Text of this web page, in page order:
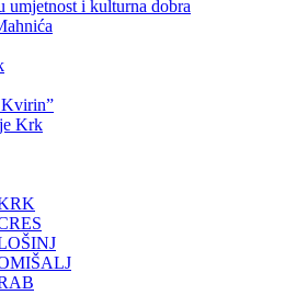
umjetnost i kulturna dobra
Krk